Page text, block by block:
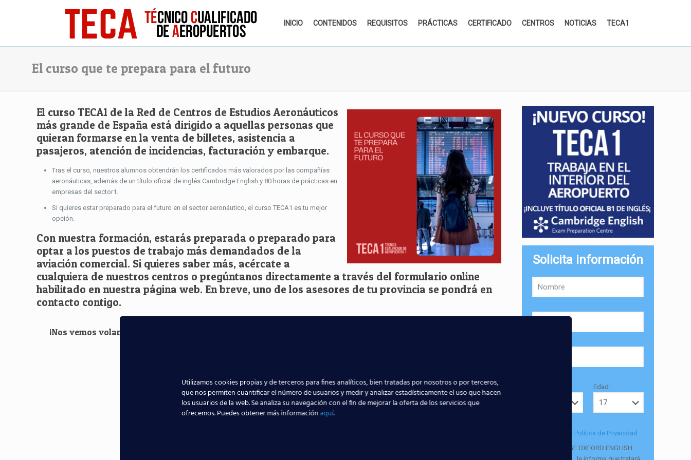
INICIO CONTENIDOS REQUISITOS PRÁCTICAS CERTIFICADO CENTROS NOTICIAS TECA1
El curso que te prepara para el futuro
El curso TECA1 de la Red de Centros de Estudios Aeronáuticos
más grande de España está dirigido a aquellas personas que
quieran formarse en la venta de billetes, asistencia a
pasajeros, atención de incidencias, facturación y embarque.
Tras el curso, nuestros alumnos obtendrán los certificados más valorados por las compañías
aeronáuticas, además de un título oficial de inglés Cambridge English y 80 horas de prácticas en
empresas del sector1.
Si quieres estar preparado para el futuro en el sector aeronáutico, el curso TECA1 es tu mejor
opción.
Con nuestra formación, estarás preparada o preparado para
optar a los puestos de trabajo más demandados de la
aviación comercial. Si quieres saber más, acércate a
cualquiera de nuestros centros o pregúntanos directamente a través del formulario online
habilitado en nuestra página web. En breve, uno de los asesores de tu provincia se pondrá en
contacto contigo.
¡Nos vemos volando!
Solicita información
Edad:
Acepto la Política de Privacidad
EUROCOLLEGE OXFORD ENGLISH
Utilizamos cookies propias y de terceros para fines analíticos, bien tratadas por nosotros o por terceros,
que nos permiten cuantificar el número de usuarios y medir y analizar estadísticamente el uso que hacen
los usuarios de la web. Se analiza su navegación con el fin de mejorar la oferta de los servicios que
ofrecemos. Puedes obtener más informaciónaquí.